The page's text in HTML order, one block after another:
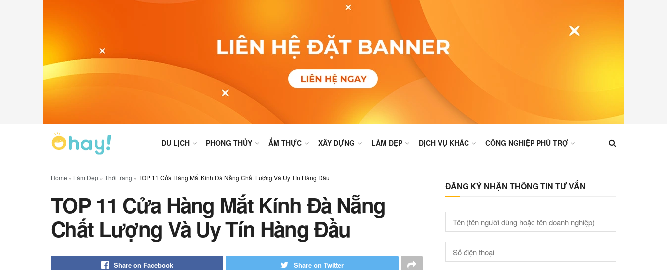
DU LỊCH PHONG THỦY ẨM THỰC XÂY DỰNG LÀM ĐẸP DỊCH VỤ KHÁC CÔNG NGHIỆP PHÙ TRỢ
Home » Làm Đẹp » Thời trang » TOP 11 Cửa Hàng Mắt Kính Đà Nẵng Chất Lượng Và Uy Tín Hàng Đầu
TOP 11 Cửa Hàng Mắt Kính Đà Nẵng
Chất Lượng Và Uy Tín Hàng Đầu
Share on Facebook Share on Twitter
ĐĂNG KÝ NHẬN THÔNG TIN TƯ VẤN